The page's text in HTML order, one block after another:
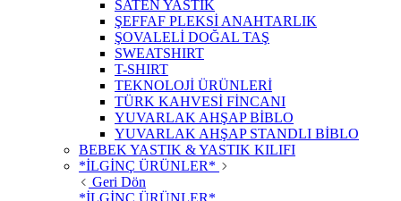
SATEN YASTIK
ŞEFFAF PLEKSİ ANAHTARLIK
ŞOVALELİ DOĞAL TAŞ
SWEATSHIRT
T-SHIRT
TEKNOLOJİ ÜRÜNLERİ
TÜRK KAHVESİ FİNCANI
YUVARLAK AHŞAP BİBLO
YUVARLAK AHŞAP STANDLI BİBLO
BEBEK YASTIK & YASTIK KILIFI
*İLGİNÇ ÜRÜNLER*
Geri Dön